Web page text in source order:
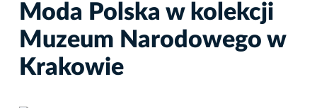
Moda Polska w kolekcji
Muzeum Narodowego w
Krakowie